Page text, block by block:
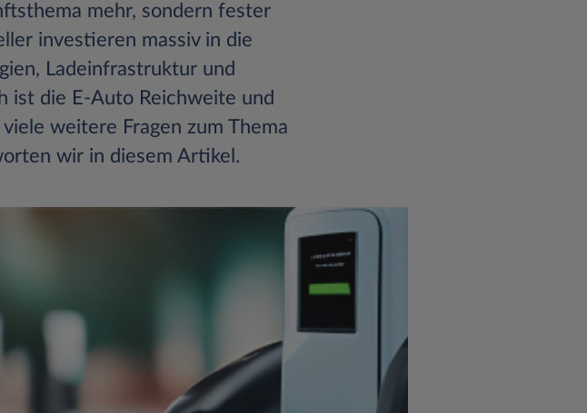
mehr, sondern fester
investieren massiv in die
Ladeinfrastruktur und
ist die E-Auto Reichweite und
weitere Fragen zum Thema
wir in diesem Artikel.